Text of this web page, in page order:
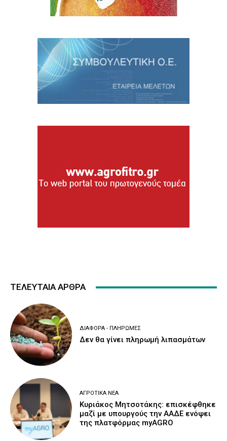
ΤΕΛΕΥΤΑΙΑ ΑΡΘΡΑ
ΔΙΆΦΟΡΑ - ΠΛΗΡΩΜΈΣ
Δεν θα γίνει πληρωμή λιπασμάτων
ΑΓΡΟΤΙΚΆ ΝΈΑ
Κυριάκος Μητσοτάκης: επισκέφθηκε
μαζί με υπουργούς την ΑΑΔΕ ενόψει
της πλατφόρμας myAGRO